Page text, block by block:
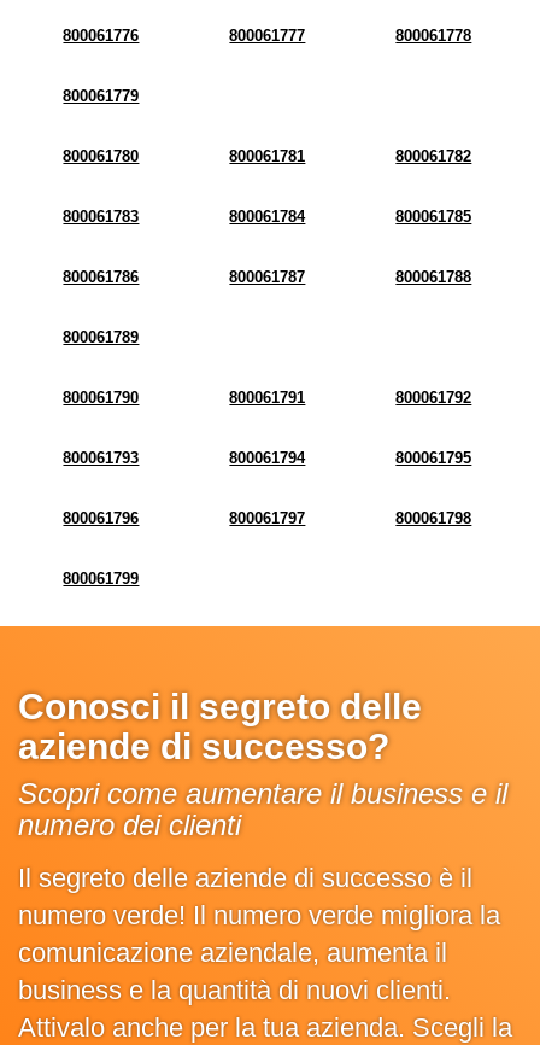
800061776 800061777 800061778
800061779
800061780 800061781 800061782
800061783 800061784 800061785
800061786 800061787 800061788
800061789
800061790 800061791 800061792
800061793 800061794 800061795
800061796 800061797 800061798
800061799
Conosci il segreto delle
aziende di successo?
Scopri come aumentare il business e il
numero dei clienti
Il segreto delle aziende di successo è il
numero verde! Il numero verde migliora la
comunicazione aziendale, aumenta il
business e la quantità di nuovi clienti.
Attivalo anche per la tua azienda. Scegli la